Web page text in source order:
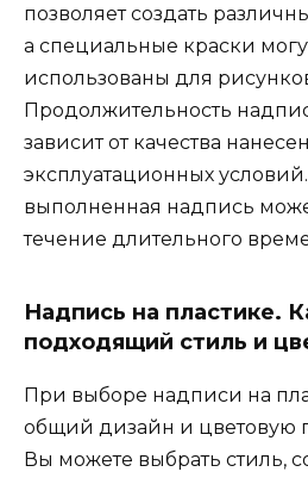
позволяет создать
а специальные краски
использованы для
Продолжительность
зависит от качества
эксплуатационных
выполненная надпись
течение длительного
Надпись на пластике.
подходящий стиль и
При выборе надписи на
общий дизайн и цветовую
Вы можете выбрать стиль,